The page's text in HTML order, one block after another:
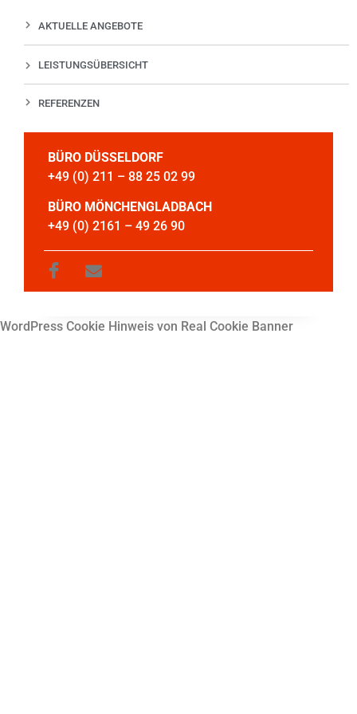
AKTUELLE ANGEBOTE
LEISTUNGSÜBERSICHT
REFERENZEN
BÜRO DÜSSELDORF
+49 (0) 211 – 88 25 02 99
BÜRO MÖNCHENGLADBACH
+49 (0) 2161 – 49 26 90
WordPress Cookie Hinweis von Real Cookie Banner